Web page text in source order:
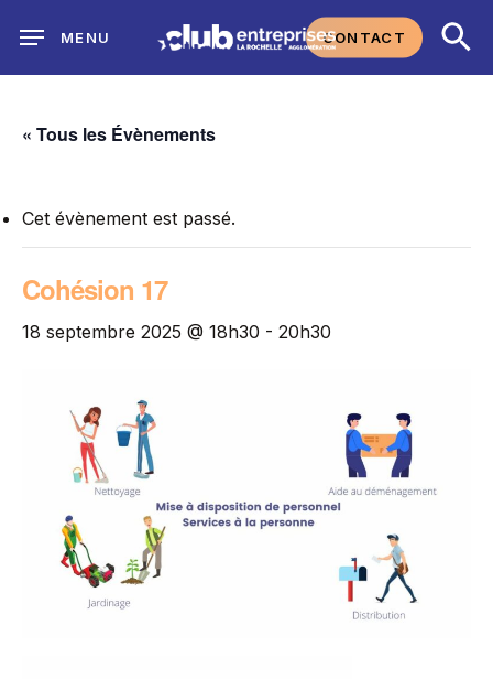
main
CONTACT
MENU
« Tous les Évènements
Cet évènement est passé.
Cohésion 17
18 septembre 2025 @ 18h30 - 20h30